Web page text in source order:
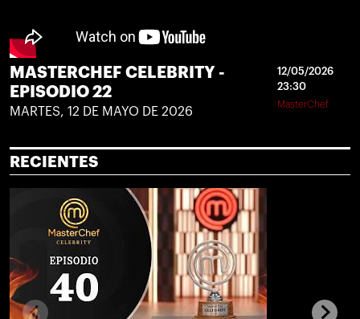
MASTERCHEF CELEBRITY -
EPISODIO 22
MARTES, 12 DE MAYO DE 2026
12/05/2026
23:30
MasterChef
RECIENTES